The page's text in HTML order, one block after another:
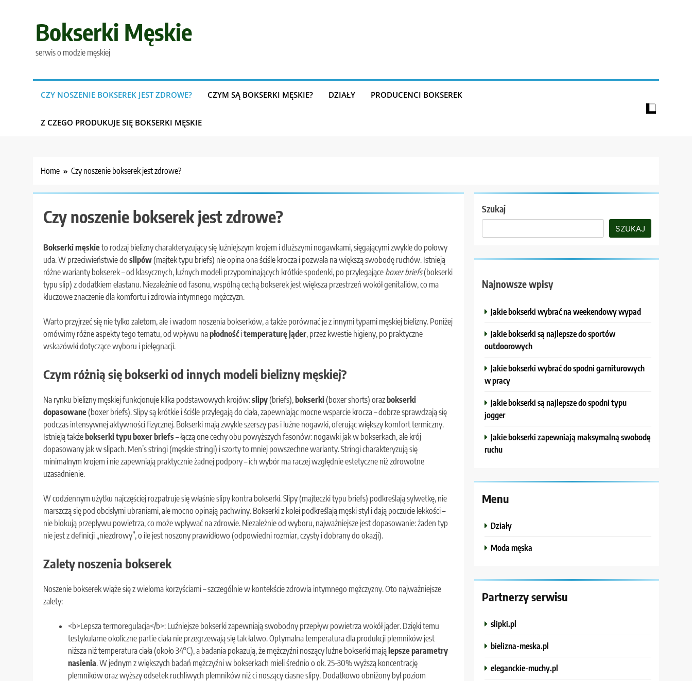
Bokserki Męskie
serwis o modzie męskiej
CZY NOSZENIE BOKSEREK JEST ZDROWE? CZYM SĄ BOKSERKI MĘSKIE? DZIAŁY PRODUCENCI BOKSEREK
Z CZEGO PRODUKUJE SIĘ BOKSERKI MĘSKIE
Home Czy noszenie bokserek jest zdrowe?
Czy noszenie bokserek jest zdrowe?
Bokserki męskieto rodzaj bielizny charakteryzujący się luźniejszym krojem i dłuższymi nogawkami, sięgającymi zwykle do połowy
uda. W przeciwieństwie do slipów(majtek typu briefs) nie opina ona ściśle krocza i pozwala na większą swobodę ruchów. Istnieją
różne warianty bokserek – od klasycznych, luźnych modeli przypominających krótkie spodenki, po przylegające boxer briefs(bokserki
typu slip) z dodatkiem elastanu. Niezależnie od fasonu, wspólną cechą bokserek jest większa przestrzeń wokół genitaliów, co ma
kluczowe znaczenie dla komfortu i zdrowia intymnego mężczyzn.
Warto przyjrzeć się nie tylko zaletom, ale i wadom noszenia bokserków, a także porównać je z innymi typami męskiej bielizny. Poniżej
omówimy różne aspekty tego tematu, od wpływu napłodnośćitemperaturę jąder, przez kwestie higieny, po praktyczne
wskazówki dotyczące wyboru i pielęgnacji.
Czym różnią się bokserki od innych modeli bielizny męskiej?
Na rynku bielizny męskiej funkcjonuje kilka podstawowych krojów:slipy(briefs),bokserki(boxer shorts) orazbokserki
dopasowane(boxer briefs). Slipy są krótkie i ściśle przylegają do ciała, zapewniając mocne wsparcie krocza – dobrze sprawdzają się
podczas intensywnej aktywności fizycznej. Bokserki mają zwykle szerszy pas i luźne nogawki, oferując większy komfort termiczny.
Istnieją takżebokserki typu boxer briefs– łączą one cechy obu powyższych fasonów: nogawki jak w bokserkach, ale krój
dopasowany jak w slipach. Men’s stringi (męskie stringi) i szorty to mniej powszechne warianty. Stringi charakteryzują się
minimalnym krojem i nie zapewniają praktycznie żadnej podpory – ich wybór ma raczej względnie estetyczne niż zdrowotne
uzasadnienie.
W codziennym użytku najczęściej rozpatruje się właśnie slipy kontra bokserki. Slipy (majteczki typu briefs) podkreślają sylwetkę, nie
marszczą się pod obcisłymi ubraniami, ale mocno opinają pachwiny. Bokserki z kolei podkreślają męski styl i dają poczucie lekkości –
nie blokują przepływu powietrza, co może wpływać na zdrowie. Niezależnie od wyboru, najważniejsze jest dopasowanie: żaden typ
nie jest z definicji „niezdrowy”, o ile jest noszony prawidłowo (odpowiedni rozmiar, czysty i dobrany do okazji).
Zalety noszenia bokserek
Noszenie bokserek wiąże się z wieloma korzyściami – szczególnie w kontekście zdrowia intymnego mężczyzny. Oto najważniejsze
zalety:
<b>Lepsza termoregulacja</b>: Luźniejsze bokserki zapewniają swobodny przepływ powietrza wokół jąder. Dzięki temu
testykularne okoliczne partie ciała nie przegrzewają się tak łatwo. Optymalna temperatura dla produkcji plemników jest
niższa niż temperatura ciała (około 34°C), a badania pokazują, że mężczyźni noszący luźne bokserki mająlepsze parametry
nasienia. W jednym z większych badań mężczyźni w bokserkach mieli średnio o ok. 25–30% wyższą koncentrację
plemników oraz wyższy odsetek ruchliwych plemników niż ci noszący ciasne slipy. Dodatkowo obniżony był poziom
Szukaj
SZUKAJ
Najnowsze wpisy
Jakie bokserki wybrać na weekendowy wypad
Jakie bokserki są najlepsze do sportów
outdoorowych
Jakie bokserki wybrać do spodni garniturowych
w pracy
Jakie bokserki są najlepsze do spodni typu
jogger
Jakie bokserki zapewniają maksymalną swobodę
ruchu
Menu
Działy
Moda męska
Partnerzy serwisu
slipki.pl
bielizna-meska.pl
eleganckie-muchy.pl